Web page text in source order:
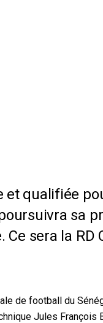
qualifiée
sa
sera la RD
de football du
Jules François